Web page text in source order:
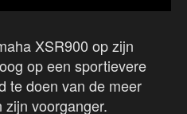
XSR900 op zijn
op een sportievere
te doen van de meer
voorganger.